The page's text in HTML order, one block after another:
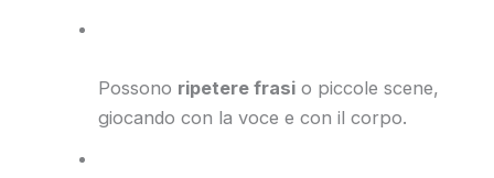
Possono ripetere frasi o piccole scene,
giocando con la voce e con il corpo.